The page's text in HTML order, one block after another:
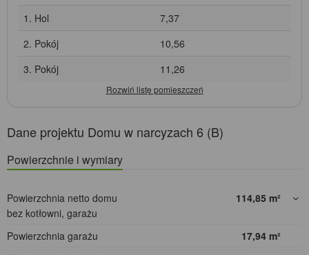
1. Hol
7,37
2. Pokój
10,56
3. Pokój
11,26
Dane projektu Domu w narcyzach 6 (B)
Powierzchnie i wymiary
Powierzchnia netto domu
bez kotłowni, garażu
114,85 m²
Powierzchnia garażu 17,94 m²